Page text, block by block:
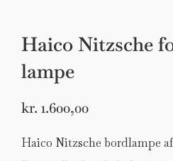
Haico Nitzsche
lampe
kr. 1.600,00
Haico Nitzsche bordlampe